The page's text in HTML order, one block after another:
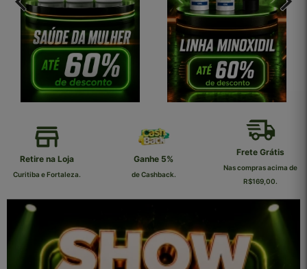
de Cashback.
Nas compras acima de
5%